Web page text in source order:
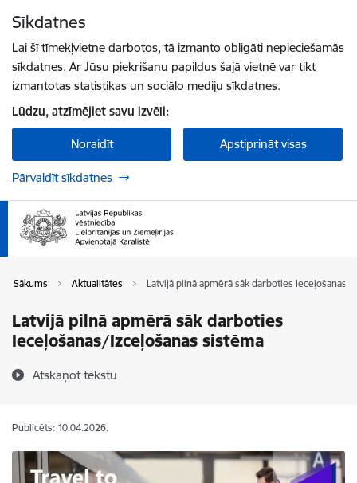
Sīkdatnes
Lai šī tīmekļvietne darbotos, tā izmanto obligāti nepieciešamās
sīkdatnes. Ar Jūsu piekrišanu papildus šajā vietnē var tikt
izmantotas statistikas un sociālo mediju sīkdatnes.
Lūdzu, atzīmējiet savu izvēli:
Noraidīt Apstiprināt visas
Pārvaldīt sīkdatnes
Sākums Aktualitātes Latvijā pilnā apmērā sāk darboties Ieceļošanas/
Latvijā pilnā apmērā sāk darboties
Ieceļošanas/Izceļošanas sistēma
Atskaņot tekstu
Publicēts: 10.04.2026.